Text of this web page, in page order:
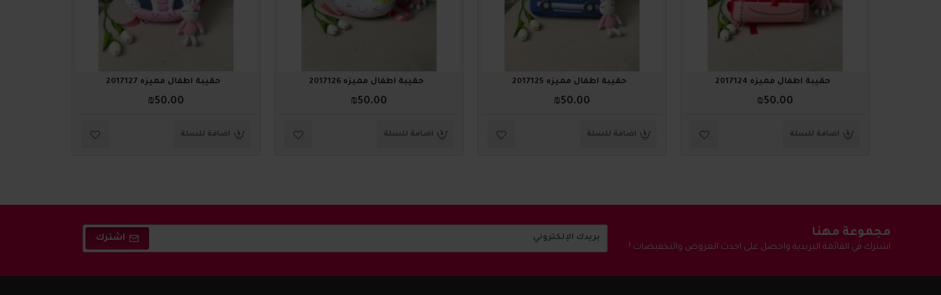
حقيبة أطفال مميزه 2017124
₪50.00
اضافة للسلة
حقيبة أطفال مميزه 2017125
₪50.00
اضافة للسلة
حقيبة أطفال مميزه 2017126
₪50.00
اضافة للسلة
حقيبة أطفال مميزه 2017127
₪50.00
اضافة للسلة
مجموعة مهنا
اشترك في القائمة البريدية واحصل على احدث العروض والتخفيضات !
اشترك